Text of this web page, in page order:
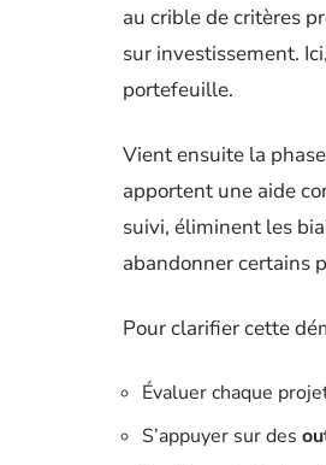
au crible de critères
sur investissement.
portefeuille.
Vient ensuite la
apportent une aide
suivi, éliminent les
abandonner certains
Pour clarifier cette
Évaluer chaque
S’appuyer sur des